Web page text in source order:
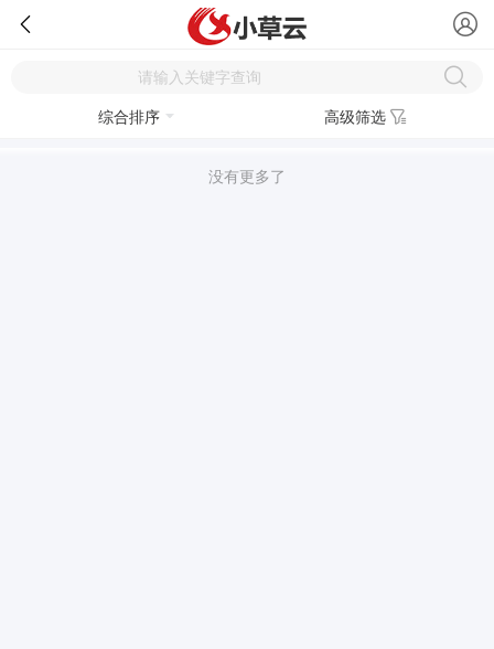
综合排序 高级筛选
没有更多了